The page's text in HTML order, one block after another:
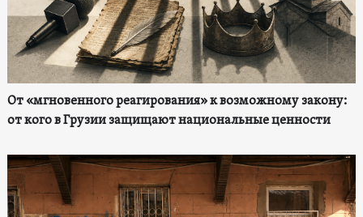
От «мгновенного реагирования» к возможному закону:
от кого в Грузии защищают национальные ценности